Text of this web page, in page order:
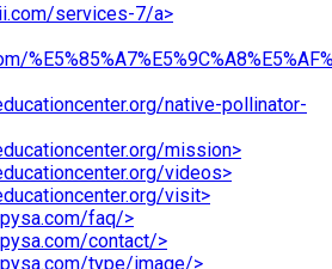
services-7/a>
native-pollinator-
mission>
videos>
visit>
faq/>
contact/>
type/image/>